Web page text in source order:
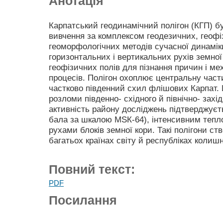
Карпатський геодинамічний полігон (КГП)
вивчення за комплексом геодезичних,
геоморфологічних методів сучасної
горизонтальних і вертикальних рухів
геофізичних полів для пізнання причин і
процесів. Полігон охоплює центральну
частково південний схил флішових
розломи південно- східного й північно-
активність району досліджень
бала за шкалою MSК-64), інтенсивним
рухами блоків земної кори. Такі полігони
багатьох країнах світу й республіках
Повний текст:
PDF
Посилання